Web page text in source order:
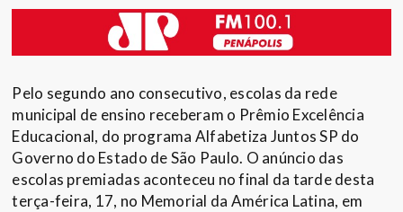
Pelo segundo ano consecutivo, escolas da rede
municipal de ensino receberam o Prêmio Excelência
Educacional, do programa Alfabetiza Juntos SP do
Governo do Estado de São Paulo. O anúncio das
escolas premiadas aconteceu no final da tarde desta
terça-feira, 17, no Memorial da América Latina, em